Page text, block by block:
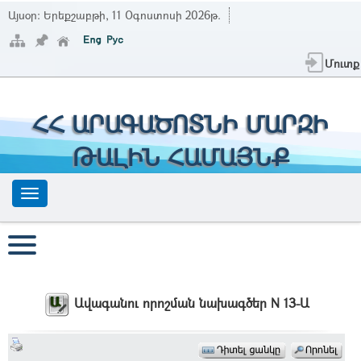
Այսօր: Երեքշաբթի, 11 Օգոստոսի 2026թ.
Մուտք
ՀՀ ԱՐԱԳԱԾՈՏՆԻ ՄԱՐԶԻ
ԹԱԼԻՆ ՀԱՄԱՅՆՔ
Ավագանու որոշման նախագծեր N 13-Ա